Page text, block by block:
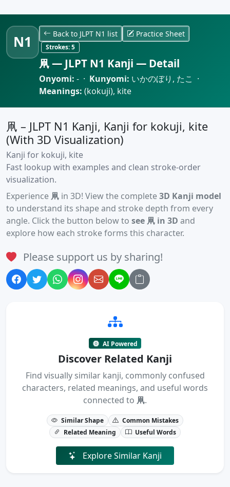
N1 Back to JLPT N1 list Practice Sheet
Strokes:5
凧 — JLPT N1 Kanji — Detail
Onyomi: - · Kunyomi: いかのぼり, たこ ·
Meanings: (kokuji), kite
凧 – JLPT N1 Kanji, Kanji for kokuji, kite
(With 3D Visualization)
Kanji for kokuji, kite
Fast lookup with examples and clean stroke-order
visualization.
Experience 凧 in 3D! View the complete3D Kanji model
to understand its shape and stroke depth from every
angle. Click the button below to see 凧 in 3D and
explore how each stroke forms this character.
Please support us by sharing!
AI Powered
Discover Related Kanji
Find visually similar kanji, commonly confused
characters, related meanings, and useful words
connected to 凧.
Similar Shape
Common Mistakes
Related Meaning
Useful Words
Explore Similar Kanji